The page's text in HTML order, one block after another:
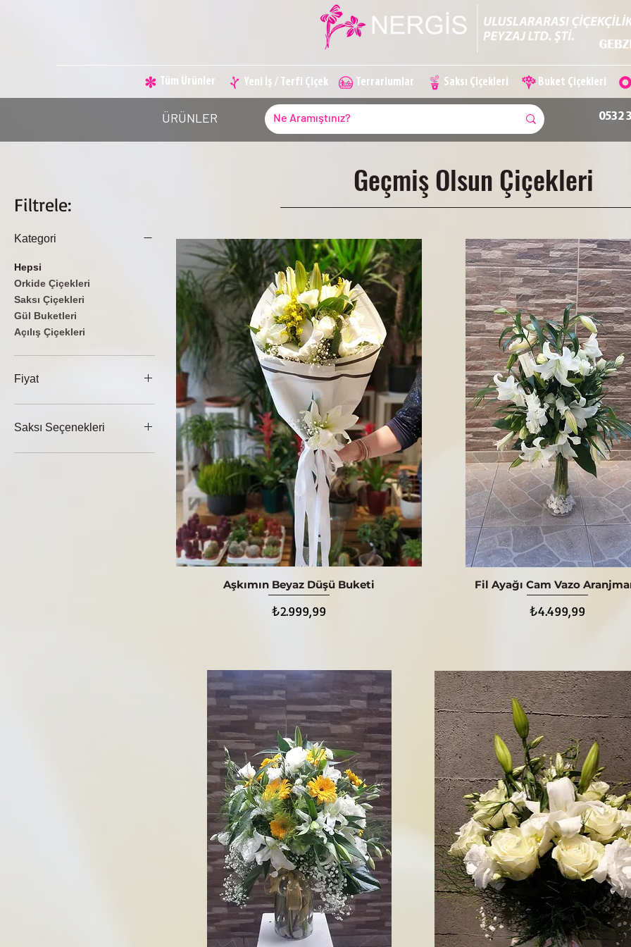
Tüm Ürünler Yeni İş / Terfi Çiçek Terrariumlar Saksı Çiçekleri Buket Çiçekleri
ÜRÜNLER 0532
Geçmiş Olsun Çiçekleri
Filtrele:
Kategori
Hepsi
Orkide Çiçekleri
Saksı Çiçekleri
Gül Buketleri
Açılış Çiçekleri
Fiyat
₺799 ₺20.500
Saksı Seçenekleri
Hızlı Bakış
Aşkımın Beyaz Düşü Buketi
Fiyat
₺2.999,99
Hızlı Bakış
Fil Ayağı Cam Vazo
Fiyat
₺4.499,99